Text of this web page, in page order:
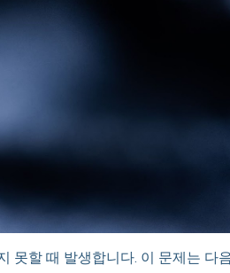
못할 때 발생합니다. 이 문제는 다